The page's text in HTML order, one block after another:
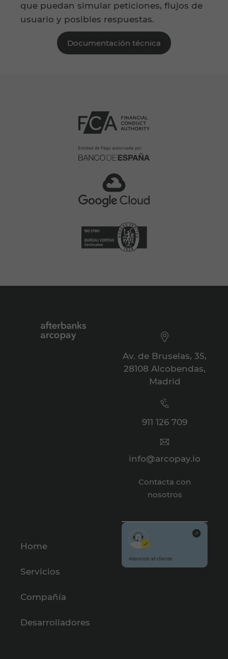
que puedan simular peticiones, flujos de
usuario y posibles respuestas.
Documentación técnica
Av. de Bruselas, 35,
28108 Alcobendas,
Madrid
911 126 709
info@arcopay.io
Contacta con
nosotros
Home
Servicios
Compañía
Desarrolladores